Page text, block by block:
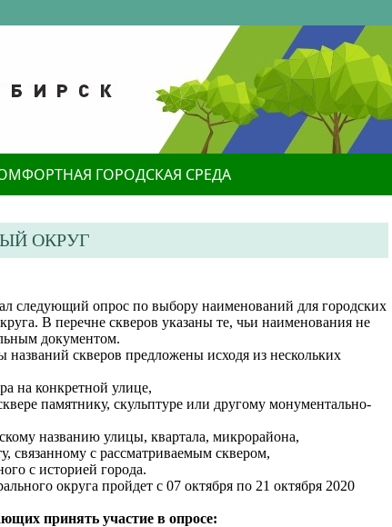
ГОРОДСКАЯ СРЕДА
ОКРУГ
следующий опрос по выбору наименований для городских
В перечне скверов указаны те, чьи наименования не
документом.
скверов предложены исходя из нескольких
на конкретной улице,
памятнику, скульптуре или другому монументально-
названию улицы, квартала, микрорайона,
связанному с рассматриваемым сквером,
с историей города.
округа пройдет с 07 октября по 21 октября 2020
принять участие в опросе: